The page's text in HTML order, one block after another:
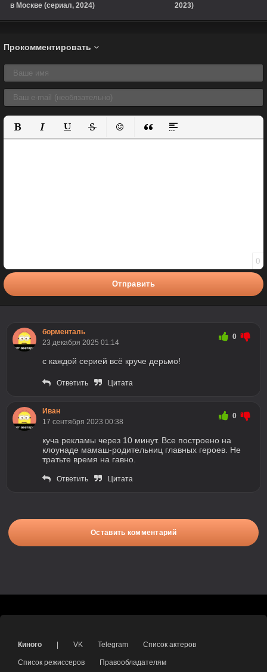
в Москве (сериал, 2024)
2023)
Прокомментировать
Полужирный
КурсивПодчеркнутый
ЗачеркнутыйВставить смайлик
Вставка цитаты
Вставка спойлера
0
Отправить
борменталь
23 декабря 2025 01:14
0
с каждой серией всё круче дерьмо!
Ответить Цитата
Иван
17 сентября 2023 00:38
0
куча рекламы через 10 минут. Все построено на
клоунаде мамаш-родительниц главных героев. Не
тратьте время на гавно.
Ответить Цитата
Оставить комментарий
Киного VK Telegram Список актеров
Список режиссеров Правообладателям